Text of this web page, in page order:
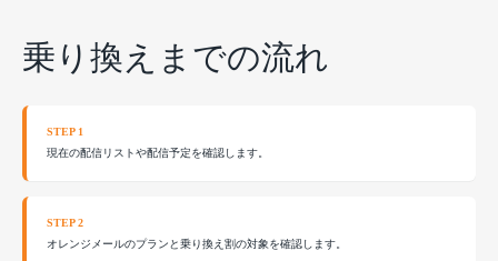
乗り換えまでの流れ
現在の配信リストや配信予定を確認します。
オレンジメールのプランと乗り換え割の対象を確認します。